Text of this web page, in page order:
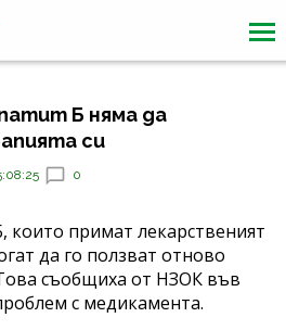
Б няма да
си
0
които примат лекарственият
да го ползват отново
съобщиха от НЗОК във
с медикамента.